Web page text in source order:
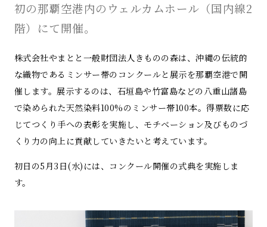
初の那覇空港内のウェルカムホール（国内線2
階）にて開催。
株式会社やまとと⼀般財団法人きものの森は、沖縄の伝統的
な織物であるミンサー帯のコンクールと展示を那覇空港で開
催します。展示するのは、石垣島や竹富島などの八重山諸島
で染められた天然染料100%のミンサー帯100本。得票数に応
じてつくり手への表彰を実施し、モチベーション及びものづ
くり力の向上に貢献していきたいと考えています。
初日の5月3日(水)には、コンクール開催の式典を実施しま
す。